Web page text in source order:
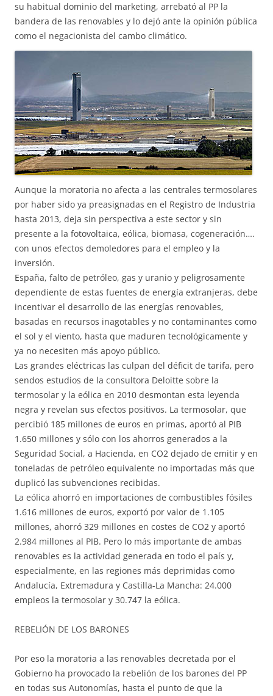
su habitual dominio del marketing, arrebató al PP la
bandera de las renovables y lo dejó ante la opinión pública
como el negacionista del cambo climático.
Aunque la moratoria no afecta a las centrales termosolares
por haber sido ya preasignadas en el Registro de Industria
hasta 2013, deja sin perspectiva a este sector y sin
presente a la fotovoltaica, eólica, biomasa, cogeneración….
con unos efectos demoledores para el empleo y la
inversión.
España, falto de petróleo, gas y uranio y peligrosamente
dependiente de estas fuentes de energía extranjeras, debe
incentivar el desarrollo de las energías renovables,
basadas en recursos inagotables y no contaminantes como
el sol y el viento, hasta que maduren tecnológicamente y
ya no necesiten más apoyo público.
Las grandes eléctricas las culpan del déficit de tarifa, pero
sendos estudios de la consultora Deloitte sobre la
termosolar y la eólica en 2010 desmontan esta leyenda
negra y revelan sus efectos positivos. La termosolar, que
percibió 185 millones de euros en primas, aportó al PIB
1.650 millones y sólo con los ahorros generados a la
Seguridad Social, a Hacienda, en CO2 dejado de emitir y en
toneladas de petróleo equivalente no importadas más que
duplicó las subvenciones recibidas.
La eólica ahorró en importaciones de combustibles fósiles
1.616 millones de euros, exportó por valor de 1.105
millones, ahorró 329 millones en costes de CO2 y aportó
2.984 millones al PIB. Pero lo más importante de ambas
renovables es la actividad generada en todo el país y,
especialmente, en las regiones más deprimidas como
Andalucía, Extremadura y Castilla-La Mancha: 24.000
empleos la termosolar y 30.747 la eólica.
REBELIÓN DE LOS BARONES
Por eso la moratoria a las renovables decretada por el
Gobierno ha provocado la rebelión de los barones del PP
en todas sus Autonomías, hasta el punto de que la